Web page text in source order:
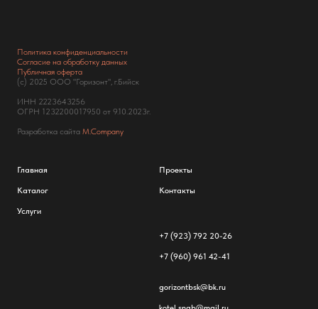
Политика конфиденциальности
Согласие на обработку данных
Публичная оферта
(с) 2025 ООО "Горизонт", г.Бийск
ИНН 2223643256
ОГРН 1232200017950 от 9.10.2023г.
Разработка сайта M.Company
Главная
Каталог
Услуги
Проекты
Контакты
+7 (923) 792 20-26
+7 (960) 961 42-41
gorizontbsk@bk.ru